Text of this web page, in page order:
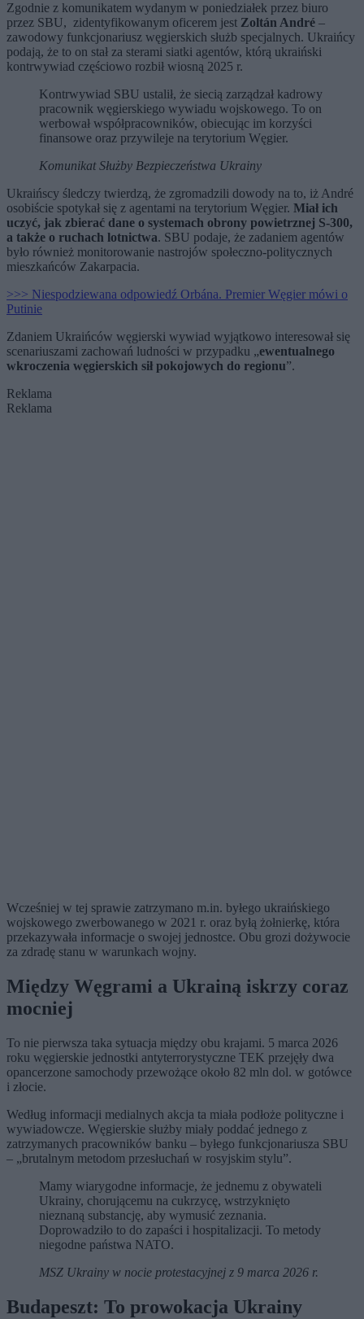
Zgodnie z komunikatem wydanym w poniedziałek przez biuro
przez SBU, zidentyfikowanym oficerem jest Zoltán André –
zawodowy funkcjonariusz węgierskich służb specjalnych. Ukraińcy
podają, że to on stał za sterami siatki agentów, którą ukraiński
kontrwywiad częściowo rozbił wiosną 2025 r.
Kontrwywiad SBU ustalił, że siecią zarządzał kadrowy
pracownik węgierskiego wywiadu wojskowego. To on
werbował współpracowników, obiecując im korzyści
finansowe oraz przywileje na terytorium Węgier.
Komunikat Służby Bezpieczeństwa Ukrainy
Ukraińscy śledczy twierdzą, że zgromadzili dowody na to, iż André
osobiście spotykał się z agentami na terytorium Węgier. Miał ich
uczyć, jak zbierać dane o systemach obrony powietrznej S-300,
a także o ruchach lotnictwa. SBU podaje, że zadaniem agentów
było również monitorowanie nastrojów społeczno-politycznych
mieszkańców Zakarpacia.
>>> Niespodziewana odpowiedź Orbána. Premier Węgier mówi o
Putinie
Zdaniem Ukraińców węgierski wywiad wyjątkowo interesował się
scenariuszami zachowań ludności w przypadku „ewentualnego
wkroczenia węgierskich sił pokojowych do regionu”.
Reklama
Reklama
Wcześniej w tej sprawie zatrzymano m.in. byłego ukraińskiego
wojskowego zwerbowanego w 2021 r. oraz byłą żołnierkę, która
przekazywała informacje o swojej jednostce. Obu grozi dożywocie
za zdradę stanu w warunkach wojny.
Między Węgrami a Ukrainą iskrzy coraz
mocniej
To nie pierwsza taka sytuacja między obu krajami. 5 marca 2026
roku węgierskie jednostki antyterrorystyczne TEK przejęły dwa
opancerzone samochody przewożące około 82 mln dol. w gotówce
i złocie.
Według informacji medialnych akcja ta miała podłoże polityczne i
wywiadowcze. Węgierskie służby miały poddać jednego z
zatrzymanych pracowników banku – byłego funkcjonariusza SBU
– „brutalnym metodom przesłuchań w rosyjskim stylu”.
Mamy wiarygodne informacje, że jednemu z obywateli
Ukrainy, chorującemu na cukrzycę, wstrzyknięto
nieznaną substancję, aby wymusić zeznania.
Doprowadziło to do zapaści i hospitalizacji. To metody
niegodne państwa NATO.
MSZ Ukrainy w nocie protestacyjnej z 9 marca 2026 r.
Budapeszt: To prowokacja Ukrainy